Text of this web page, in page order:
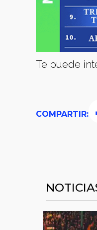
Te puede
COMPARTIR: